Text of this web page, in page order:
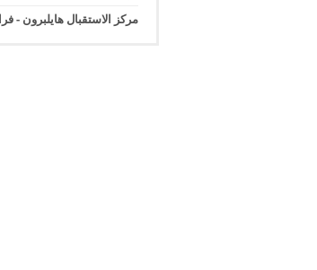
مركز الاستقبال هايلبرون -